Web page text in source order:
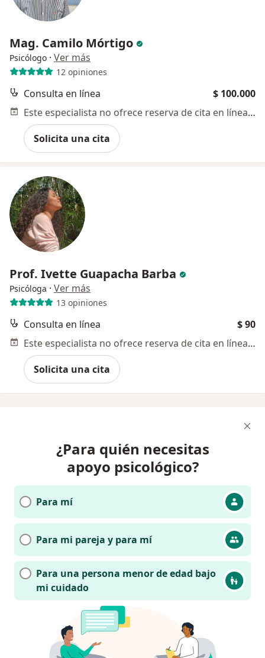
Mag. Camilo Mórtigo
Psicólogo · Ver más
12 opiniones
Consulta en línea
$ 100.000
Este especialista no ofrece reserva de cita en línea en esta dirección.
Solicita una cita
Prof. Ivette Guapacha Barba
Psicóloga · Ver más
13 opiniones
Consulta en línea
$ 90
Este especialista no ofrece reserva de cita en línea en esta dirección.
Solicita una cita
¿Para quién necesitas
apoyo psicológico?
Para mí
Para mi pareja y para mí
Para una persona menor de edad bajo
mi cuidado